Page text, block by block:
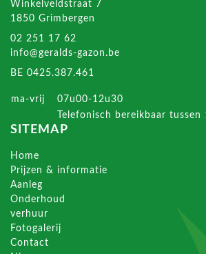
Winkelveldstraat 7
1850 Grimbergen
02 251 17 62
info@geralds-gazon.be
BE 0425.387.461
ma-vrij
07u00-12u30
Telefonisch bereikbaar
SITEMAP
Home
Prijzen & informatie
Aanleg
Onderhoud
verhuur
Fotogalerij
Contact